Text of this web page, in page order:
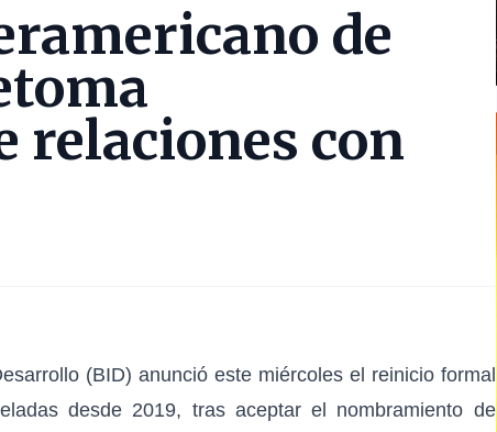
de
relaciones con
(BID) anunció este miércoles el reinicio formal
desde 2019, tras aceptar el nombramiento de